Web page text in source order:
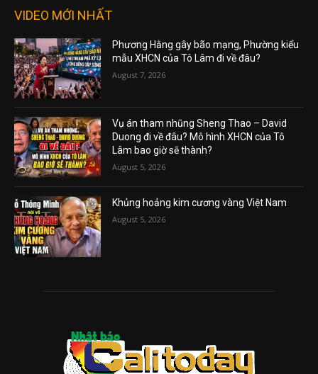
VIDEO MỚI NHẤT
Phương Hằng gây bão mạng, Phường kiểu
mẫu XHCN của Tô Lâm đi về đâu?
August 7, 2026
Vụ án tham nhũng Sheng Thao – David
Duong đi về đâu? Mô hình XHCN của Tô
Lâm bao giờ sẽ thành?
August 5, 2026
Khủng hoảng kim cương vàng Việt Nam
August 5, 2026